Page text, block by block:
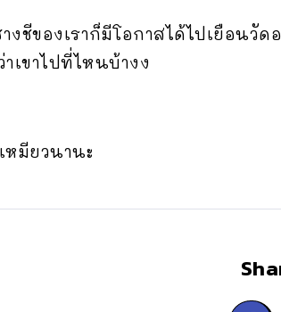
ชีของเราก็มีโอกาสได้ไปเยือนวัด
เขาไปที่ไหนบ้างง
หมียวนานะ